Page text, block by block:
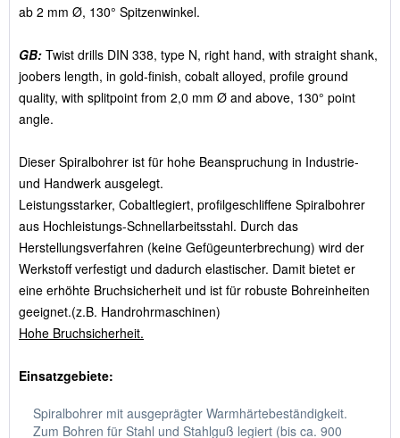
ab 2 mm Ø, 130° Spitzenwinkel.
GB: Twist drills DIN 338, type N, right hand, with straight shank,
joobers length, in gold-finish, cobalt alloyed, profile ground
quality, with splitpoint from 2,0 mm Ø and above, 130° point
angle.
Dieser Spiralbohrer ist für hohe Beanspruchung in Industrie-
und Handwerk ausgelegt.
Leistungsstarker, Cobaltlegiert, profilgeschliffene Spiralbohrer
aus Hochleistungs-Schnellarbeitsstahl. Durch das
Herstellungsverfahren (keine Gefügeunterbrechung) wird der
Werkstoff verfestigt und dadurch elastischer. Damit bietet er
eine erhöhte Bruchsicherheit und ist für robuste Bohreinheiten
geeignet.(z.B. Handrohrmaschinen)
Hohe Bruchsicherheit.
Einsatzgebiete:
Spiralbohrer mit ausgeprägter Warmhärtebeständigkeit.
Zum Bohren für Stahl und Stahlguß legiert (bis ca. 900